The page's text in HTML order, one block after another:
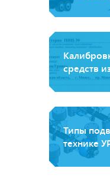
средств
Типы
технике